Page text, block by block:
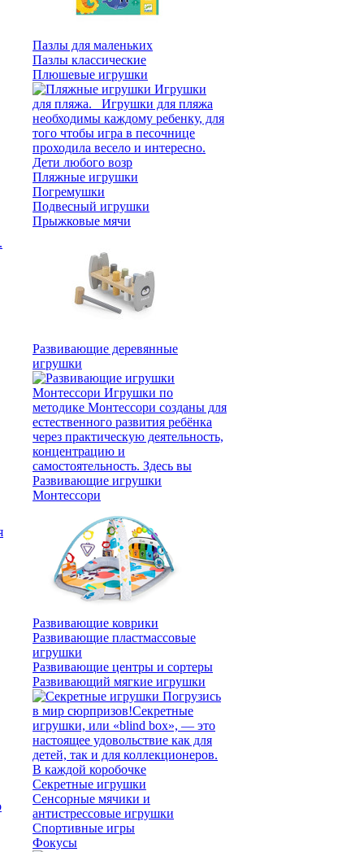
Пазлы для маленьких
Пазлы классические
Плюшевые игрушки
Пляжные игрушки
Погремушки
Подвесный игрушки
Прыжковые мячи
Развивающие деревянные
игрушки
Развивающие игрушки
Монтессори
Развивающие коврики
Развивающие пластмассовые
игрушки
Развивающие центры и сортеры
Развивающий мягкие игрушки
Секретные игрушки
Сенсорные мячики и
антистрессовые игрушки
Спортивные игры
Фокусы